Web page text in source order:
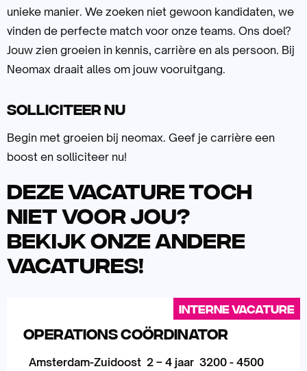
unieke manier. We zoeken niet gewoon kandidaten, we
vinden de perfecte match voor onze teams. Ons doel?
Jouw zien groeien in kennis, carrière en als persoon. Bij
Neomax draait alles om jouw vooruitgang.
Solliciteer nu
Begin met groeien bij neomax. Geef je carrière een
boost en solliciteer nu!
Deze vacature toch
niet voor jou?
Bekijk onze andere
vacatures!
Operations Coördinator
Amsterdam-Zuidoost 2 – 4 jaar 3200 - 4500
Interne vacature